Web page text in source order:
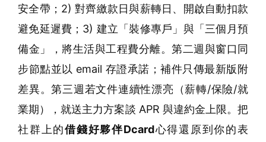
安全帶；2) 對齊繳款日與薪轉日、開啟自動扣款
避免延遲費；3) 建立「裝修專戶」與「三個月預
備金」，將生活與工程費分離。第二週與窗口同
步節點並以 email 存證承諾；補件只傳最新版附
差異。第三週若文件連續性漂亮（薪轉/保險/就
業期），就送主力方案談 APR 與違約金上限。把
社群上的借錢好夥伴Dcard心得還原到你的表